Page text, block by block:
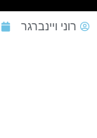
רוני ויינברגר